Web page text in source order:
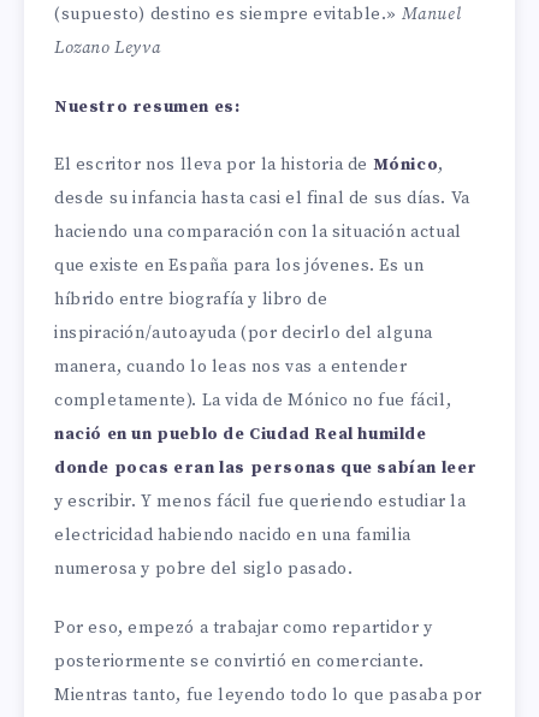
(supuesto) destino es siempre evitable.» Manuel
Lozano Leyva
Nuestro resumen es:
El escritor nos lleva por la historia de Mónico,
desde su infancia hasta casi el final de sus días. Va
haciendo una comparación con la situación actual
que existe en España para los jóvenes. Es un
híbrido entre biografía y libro de
inspiración/autoayuda (por decirlo del alguna
manera, cuando lo leas nos vas a entender
completamente). La vida de Mónico no fue fácil,
nació en un pueblo de Ciudad Real humilde
donde pocas eran las personas que sabían leer
y escribir. Y menos fácil fue queriendo estudiar la
electricidad habiendo nacido en una familia
numerosa y pobre del siglo pasado.
Por eso, empezó a trabajar como repartidor y
posteriormente se convirtió en comerciante.
Mientras tanto, fue leyendo todo lo que pasaba por